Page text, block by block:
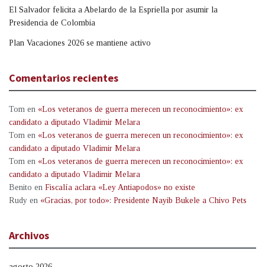
El Salvador felicita a Abelardo de la Espriella por asumir la
Presidencia de Colombia
Plan Vacaciones 2026 se mantiene activo
Comentarios recientes
Tom en «Los veteranos de guerra merecen un reconocimiento»: ex
candidato a diputado Vladimir Melara
Tom en «Los veteranos de guerra merecen un reconocimiento»: ex
candidato a diputado Vladimir Melara
Tom en «Los veteranos de guerra merecen un reconocimiento»: ex
candidato a diputado Vladimir Melara
Benito en Fiscalía aclara «Ley Antiapodos» no existe
Rudy en «Gracias, por todo»: Presidente Nayib Bukele a Chivo Pets
Archivos